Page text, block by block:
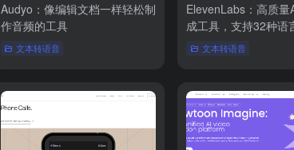
Audyo：像编辑文档一样轻松制
作音频的工具
文本转语音
ElevenLabs：高质量
成工具，支持32种语
文本转语音